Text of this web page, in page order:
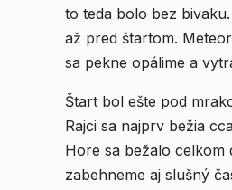
to teda bolo bez bivaku. Michal s Tomášom (maratón) spali v Rajci u známeho, takže sme sa stretli
až pred štartom.
sa pekne opálime a
Štart bol ešte pod
Rajci sa najprv bežia
Hore sa bežalo celkom
zabehneme aj slušný